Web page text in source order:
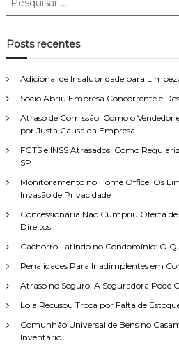
q
u
s
a
r
Posts recentes
Adicional de Insalubridade para
Sócio Abriu Empresa Concorrente e
Atraso de Comissão: Como o Vendedor
por Justa Causa da Empresa
FGTS e INSS Atrasados: Como
SP
Monitoramento no Home Office: Os
Invasão de Privacidade
Concessionária Não Cumpriu Oferta de
Direitos
Cachorro Latindo no Condomínio: O
Penalidades Para Inadimplentes em
Atraso no Seguro: A Seguradora Pode
Loja Recusou Troca por Falta de
Comunhão Universal de Bens no
Inventário